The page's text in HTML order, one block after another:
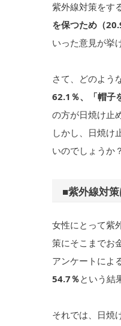
紫外線対策をす
を保つため（
いった意見が挙
さて、どのよう
62.1％、「帽子
の方が日焼け止
しかし、日焼け
いのでしょうか？
■紫外線対
女性にとって紫
策にそこまでお
アンケートによ
54.7％という結
それでは、日焼